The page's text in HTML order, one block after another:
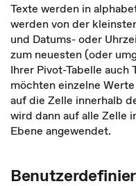
Texte werden in
werden von der
und Datums- oder
zum neuesten (oder
Ihrer Pivot-Tabelle auch
möchten einzelne
auf die Zelle innerhalb
wird dann auf alle Zelle
Ebene angewendet.